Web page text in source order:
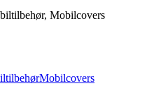
Mobilcovers
Mobilcovers